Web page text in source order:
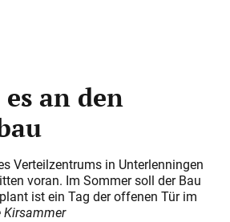
an den
Verteilzentrums in Unterlenningen
voran. Im Sommer soll der Bau
ist ein Tag der offenen Tür im
Kirsammer